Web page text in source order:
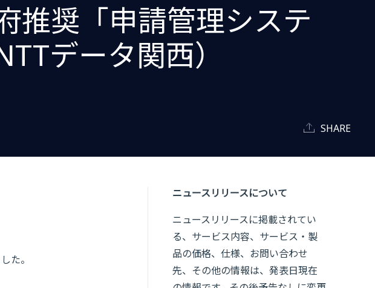
推奨「申請管理システ
データ関西）
SHARE
た。
ニュースリリースについて
ニュースリリースに掲載されてい
る、サービス内容、サービス・製
品の価格、仕様、お問い合わせ
先、その他の情報は、発表日現在